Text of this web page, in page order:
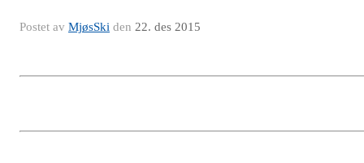
Postet av MjøsSki den 22. des 2015